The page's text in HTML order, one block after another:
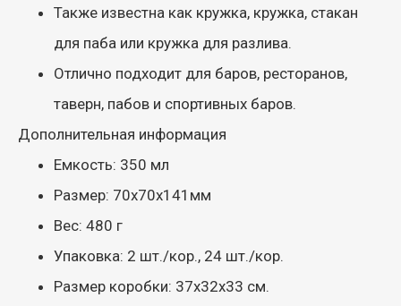
Также известна как кружка, кружка, стакан
для паба или кружка для разлива.
Отлично подходит для баров, ресторанов,
таверн, пабов и спортивных баров.
Дополнительная информация
Емкость: 350 мл
Размер: 70х70х141мм
Вес: 480 г
Упаковка: 2 шт./кор., 24 шт./кор.
Размер коробки: 37x32x33 см.